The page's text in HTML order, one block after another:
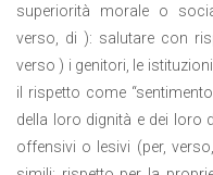
superiorità morale o
verso, di ): salutare con
verso ) i genitori, le
il rispetto come
della loro dignità e dei loro
offensivi o lesivi (per,